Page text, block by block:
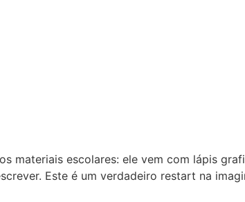
materiais escolares: ele vem com lápis
Este é um verdadeiro restart na